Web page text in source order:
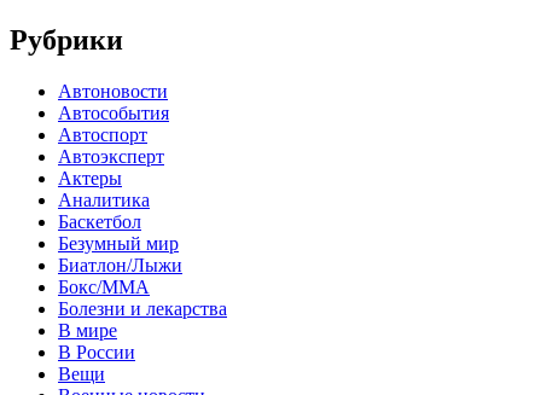
Рубрики
Автоновости
Автособытия
Автоспорт
Автоэксперт
Актеры
Аналитика
Баскетбол
Безумный мир
Биатлон/Лыжи
Бокс/MMA
Болезни и лекарства
В мире
В России
Вещи